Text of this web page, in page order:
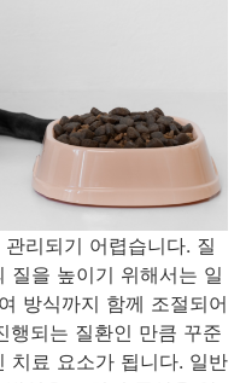
리되기 어렵습니다. 질
질을 높이기 위해서는 일
방식까지 함께 조절되어
행되는 질환인 만큼 꾸준
치료 요소가 됩니다. 일반